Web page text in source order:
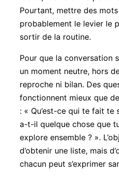
Pourtant, mettre des
probablement le levier le
sortir de la routine.
Pour que la conversation
un moment neutre, hors
reproche ni bilan. Des
fonctionnent mieux que
: « Qu’est-ce qui te fait te
a-t-il quelque chose que
explore ensemble ? ».
d’obtenir une liste, mais
chacun peut s’exprimer